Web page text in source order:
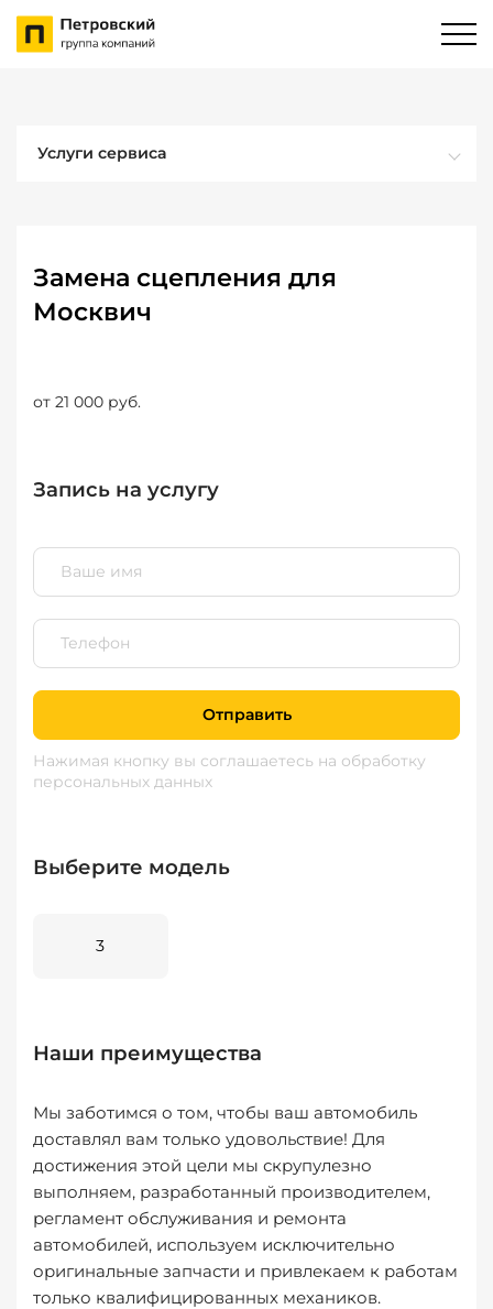
Услуги сервиса
Замена сцепления для
Москвич
от 21 000 руб.
Запись на услугу
Отправить
Нажимая кнопку вы соглашаетесь на обработку
персональных данных
Выберите модель
3
Наши преимущества
Мы заботимся о том, чтобы ваш автомобиль
доставлял вам только удовольствие! Для
достижения этой цели мы скрупулезно
выполняем, разработанный производителем,
регламент обслуживания и ремонта
автомобилей, используем исключительно
оригинальные запчасти и привлекаем к работам
только квалифицированных механиков.